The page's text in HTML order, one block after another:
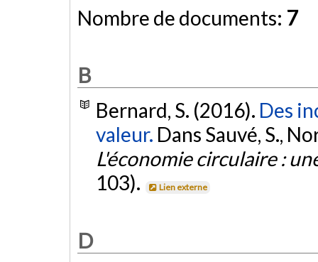
Nombre de documents: 7
B
Bernard, S. (2016). Des
valeur. Dans Sauvé, S.,
L'économie circulaire :
103).
Lien externe
D